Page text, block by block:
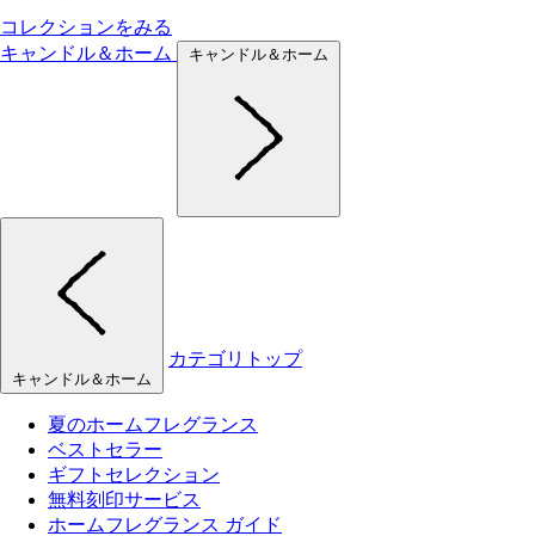
コレクションをみる
キャンドル＆ホーム
キャンドル＆ホーム
キャンドル＆ホーム
カテゴリトップ
夏のホームフレグランス
ベストセラー
ギフトセレクション
無料刻印サービス
ホームフレグランス ガイド